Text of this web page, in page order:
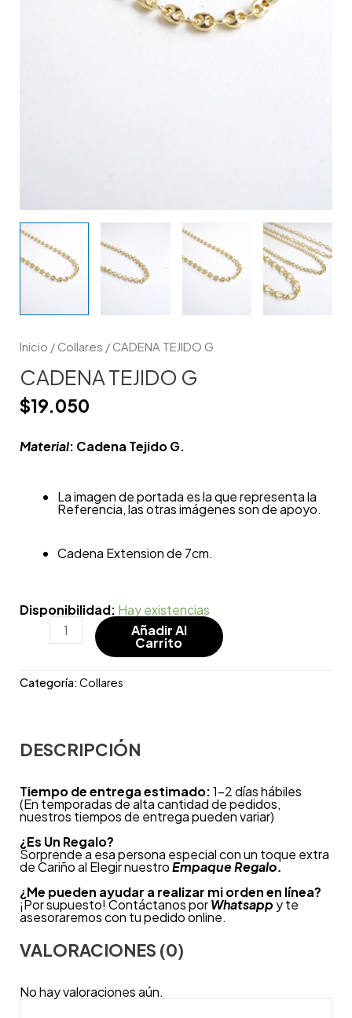
Inicio / Collares / CADENA TEJIDO G
CADENA TEJIDO G
$19.050
Material: Cadena Tejido G.
La imagen de portada es la que representa la
Referencia, las otras imágenes son de apoyo.
Cadena Extension de 7cm.
Disponibilidad: Hay existencias
Añadir Al
Carrito
Categoría:Collares
DESCRIPCIÓN
Tiempo de entrega estimado:1-2 días hábiles
(En temporadas de alta cantidad de pedidos,
nuestros tiempos de entrega pueden variar)
¿Es Un Regalo?
Sorprende a esa persona especial con un toque extra
de Cariño al Elegir nuestroEmpaque Regalo.
¿Me pueden ayudar a realizar mi orden en línea?
¡Por supuesto! Contáctanos porWhatsapp y te
asesoraremos con tu pedido online.
VALORACIONES (0)
No hay valoraciones aún.